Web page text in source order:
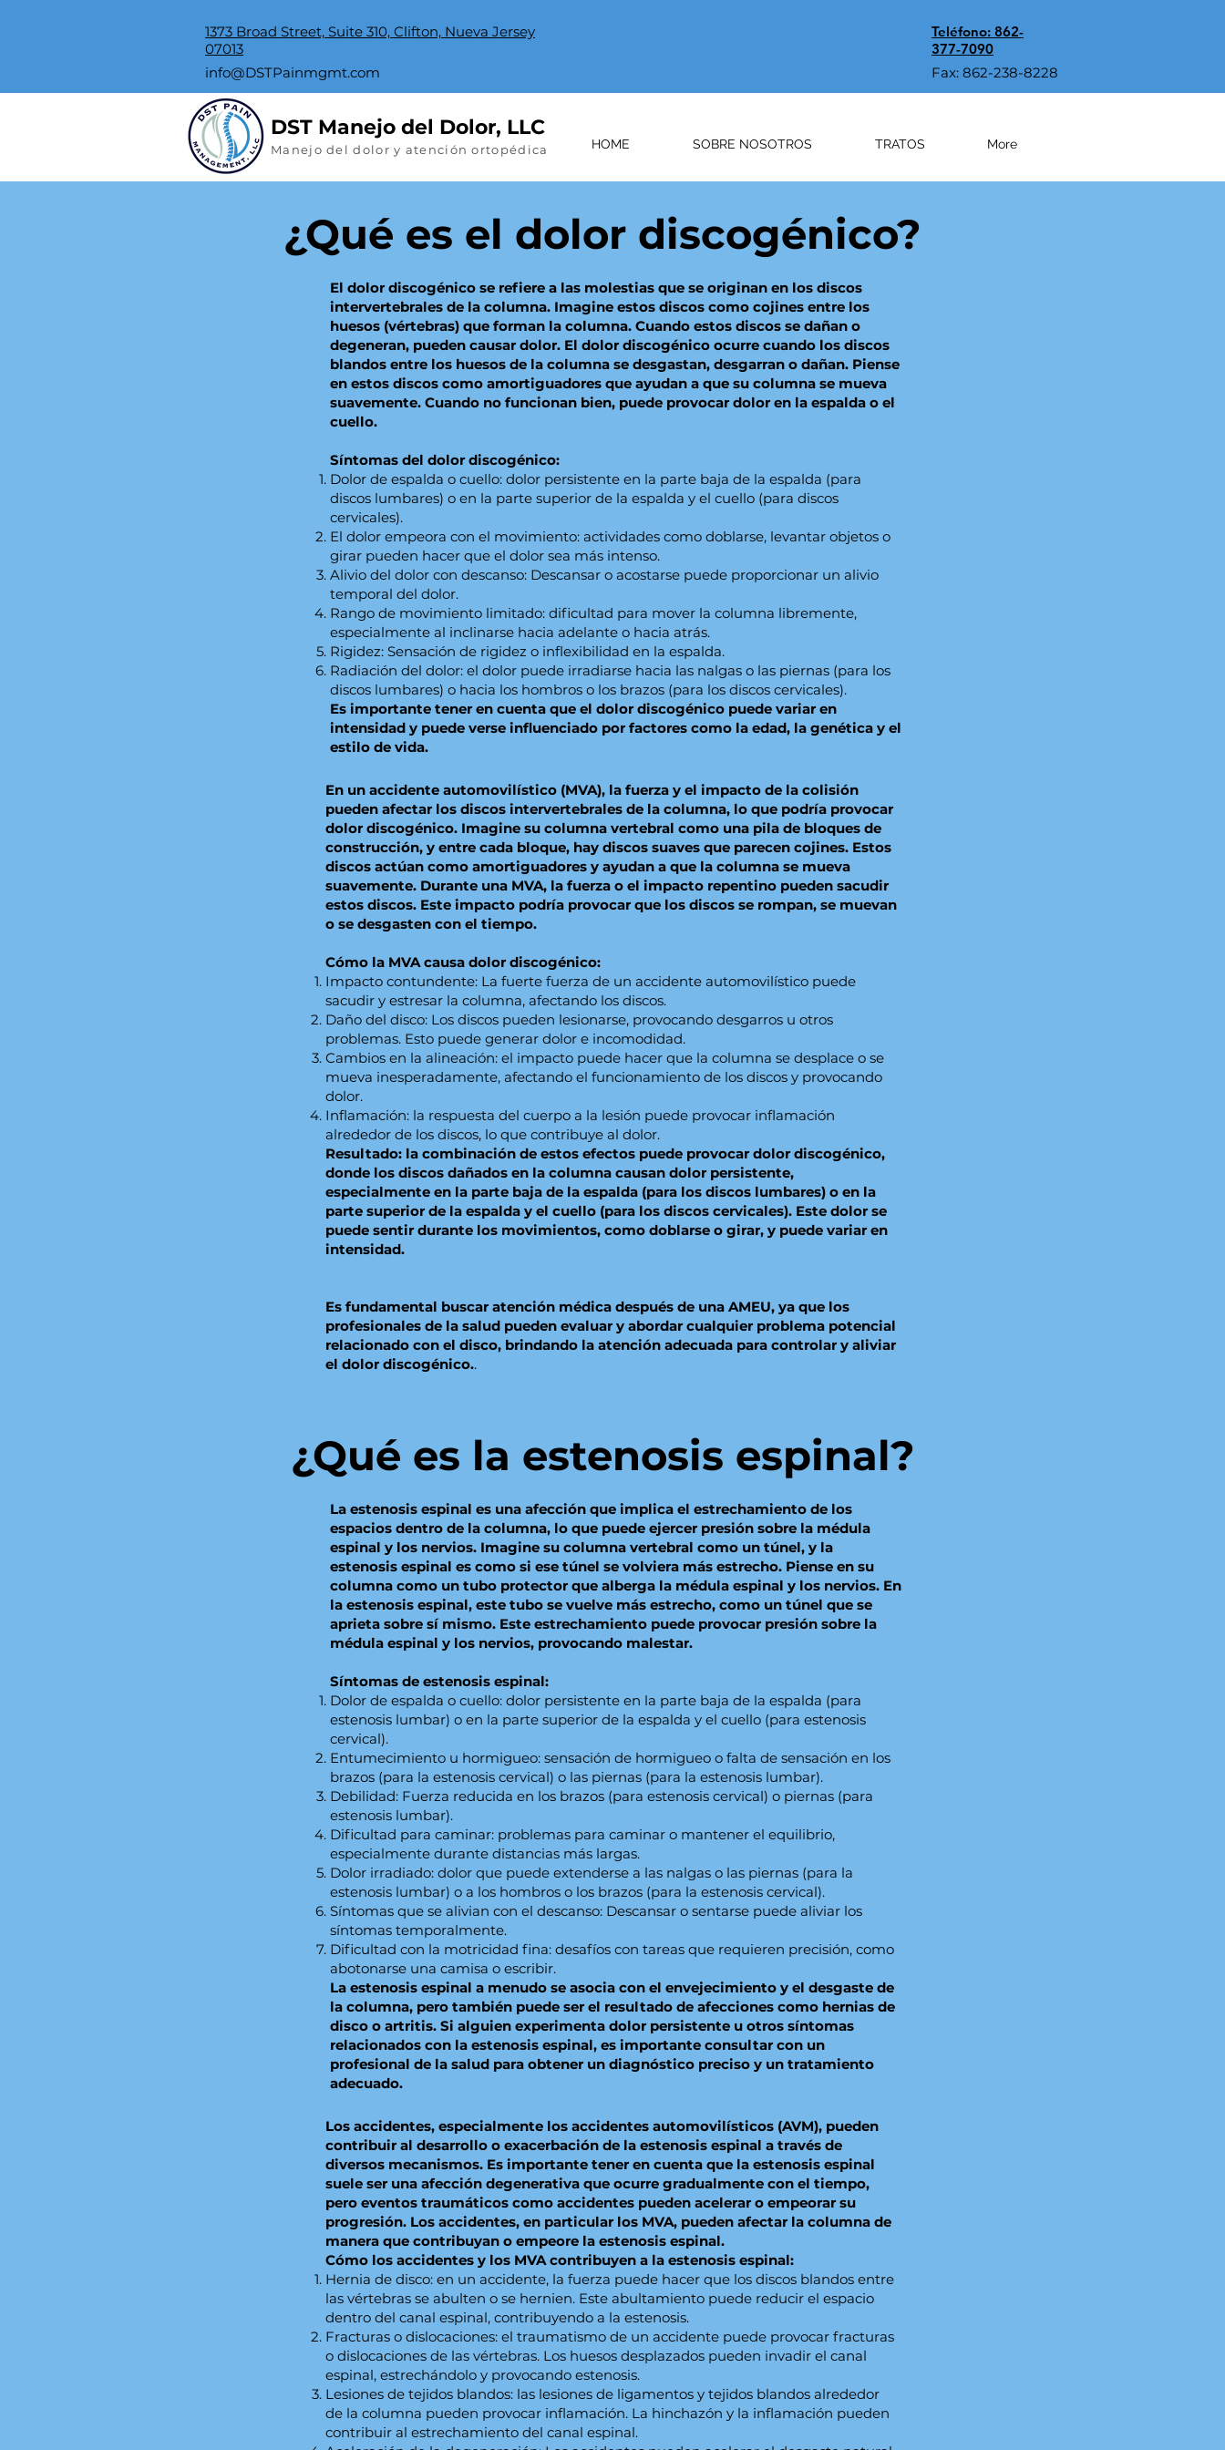
1373 Broad Street, Suite 310, Clifton, Nueva Jersey
07013
info@DSTPainmgmt.com
Teléfono: 862-
377-7090
Fax: 862-238-8228
DST Manejo del Dolor, LLC
HOME SOBRE NOSOTROS TRATOS More
Manejo del dolor y atención ortopédica
¿Qué es el dolor discogénico?
El dolor discogénico se refiere a las molestias que se originan en los discos
intervertebrales de la columna. Imagine estos discos como cojines entre los
huesos (vértebras) que forman la columna. Cuando estos discos se dañan o
degeneran, pueden causar dolor. El dolor discogénico ocurre cuando los discos
blandos entre los huesos de la columna se desgastan, desgarran o dañan. Piense
en estos discos como amortiguadores que ayudan a que su columna se mueva
suavemente. Cuando no funcionan bien, puede provocar dolor en la espalda o el
cuello.
Síntomas del dolor discogénico:
Dolor de espalda o cuello: dolor persistente en la parte baja de la espalda (para
discos lumbares) o en la parte superior de la espalda y el cuello (para discos
cervicales).
El dolor empeora con el movimiento: actividades como doblarse, levantar objetos o
girar pueden hacer que el dolor sea más intenso.
Alivio del dolor con descanso: Descansar o acostarse puede proporcionar un alivio
temporal del dolor.
Rango de movimiento limitado: dificultad para mover la columna libremente,
especialmente al inclinarse hacia adelante o hacia atrás.
Rigidez: Sensación de rigidez o inflexibilidad en la espalda.
Radiación del dolor: el dolor puede irradiarse hacia las nalgas o las piernas (para los
discos lumbares) o hacia los hombros o los brazos (para los discos cervicales).
Es importante tener en cuenta que el dolor discogénico puede variar en
intensidad y puede verse influenciado por factores como la edad, la genética y el
estilo de vida.
En un accidente automovilístico (MVA), la fuerza y el impacto de la colisión
pueden afectar los discos intervertebrales de la columna, lo que podría provocar
dolor discogénico. Imagine su columna vertebral como una pila de bloques de
construcción, y entre cada bloque, hay discos suaves que parecen cojines. Estos
discos actúan como amortiguadores y ayudan a que la columna se mueva
suavemente. Durante una MVA, la fuerza o el impacto repentino pueden sacudir
estos discos. Este impacto podría provocar que los discos se rompan, se muevan
o se desgasten con el tiempo.
Cómo la MVA causa dolor discogénico:
Impacto contundente: La fuerte fuerza de un accidente automovilístico puede
sacudir y estresar la columna, afectando los discos.
Daño del disco: Los discos pueden lesionarse, provocando desgarros u otros
problemas. Esto puede generar dolor e incomodidad.
Cambios en la alineación: el impacto puede hacer que la columna se desplace o se
mueva inesperadamente, afectando el funcionamiento de los discos y provocando
dolor.
Inflamación: la respuesta del cuerpo a la lesión puede provocar inflamación
alrededor de los discos, lo que contribuye al dolor.
Resultado: la combinación de estos efectos puede provocar dolor discogénico,
donde los discos dañados en la columna causan dolor persistente,
especialmente en la parte baja de la espalda (para los discos lumbares) o en la
parte superior de la espalda y el cuello (para los discos cervicales). Este dolor se
puede sentir durante los movimientos, como doblarse o girar, y puede variar en
intensidad.
Es fundamental buscar atención médica después de una AMEU, ya que los
profesionales de la salud pueden evaluar y abordar cualquier problema potencial
relacionado con el disco, brindando la atención adecuada para controlar y aliviar
el dolor discogénico..
¿Qué es la estenosis espinal?
La estenosis espinal es una afección que implica el estrechamiento de los
espacios dentro de la columna, lo que puede ejercer presión sobre la médula
espinal y los nervios. Imagine su columna vertebral como un túnel, y la
estenosis espinal es como si ese túnel se volviera más estrecho. Piense en su
columna como un tubo protector que alberga la médula espinal y los nervios. En
la estenosis espinal, este tubo se vuelve más estrecho, como un túnel que se
aprieta sobre sí mismo. Este estrechamiento puede provocar presión sobre la
médula espinal y los nervios, provocando malestar.
Síntomas de estenosis espinal:
Dolor de espalda o cuello: dolor persistente en la parte baja de la espalda (para
estenosis lumbar) o en la parte superior de la espalda y el cuello (para estenosis
cervical).
Entumecimiento u hormigueo: sensación de hormigueo o falta de sensación en los
brazos (para la estenosis cervical) o las piernas (para la estenosis lumbar).
Debilidad: Fuerza reducida en los brazos (para estenosis cervical) o piernas (para
estenosis lumbar).
Dificultad para caminar: problemas para caminar o mantener el equilibrio,
especialmente durante distancias más largas.
Dolor irradiado: dolor que puede extenderse a las nalgas o las piernas (para la
estenosis lumbar) o a los hombros o los brazos (para la estenosis cervical).
Síntomas que se alivian con el descanso: Descansar o sentarse puede aliviar los
síntomas temporalmente.
Dificultad con la motricidad fina: desafíos con tareas que requieren precisión, como
abotonarse una camisa o escribir.
La estenosis espinal a menudo se asocia con el envejecimiento y el desgaste de
la columna, pero también puede ser el resultado de afecciones como hernias de
disco o artritis. Si alguien experimenta dolor persistente u otros síntomas
relacionados con la estenosis espinal, es importante consultar con un
profesional de la salud para obtener un diagnóstico preciso y un tratamiento
adecuado.
Los accidentes, especialmente los accidentes automovilísticos (AVM), pueden
contribuir al desarrollo o exacerbación de la estenosis espinal a través de
diversos mecanismos. Es importante tener en cuenta que la estenosis espinal
suele ser una afección degenerativa que ocurre gradualmente con el tiempo,
pero eventos traumáticos como accidentes pueden acelerar o empeorar su
progresión. Los accidentes, en particular los MVA, pueden afectar la columna de
manera que contribuyan o empeore la estenosis espinal.
Cómo los accidentes y los MVA contribuyen a la estenosis espinal:
Hernia de disco: en un accidente, la fuerza puede hacer que los discos blandos entre
las vértebras se abulten o se hernien. Este abultamiento puede reducir el espacio
dentro del canal espinal, contribuyendo a la estenosis.
Fracturas o dislocaciones: el traumatismo de un accidente puede provocar fracturas
o dislocaciones de las vértebras. Los huesos desplazados pueden invadir el canal
espinal, estrechándolo y provocando estenosis.
Lesiones de tejidos blandos: las lesiones de ligamentos y tejidos blandos alrededor
de la columna pueden provocar inflamación. La hinchazón y la inflamación pueden
contribuir al estrechamiento del canal espinal.